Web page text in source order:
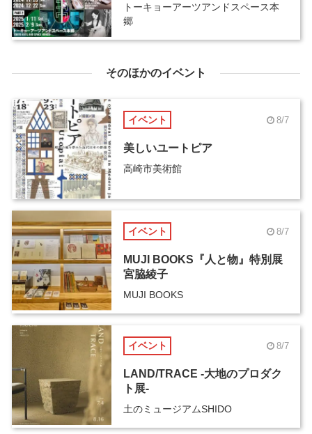
トーキョーアーツアンドスペース本
郷
そのほかのイベント
イベント 8/7
美しいユートピア
高崎市美術館
イベント 8/7
MUJI BOOKS『人と物』特別展
宮脇綾子
MUJI BOOKS
イベント 8/7
LAND/TRACE -大地のプロダク
ト展-
土のミュージアムSHIDO